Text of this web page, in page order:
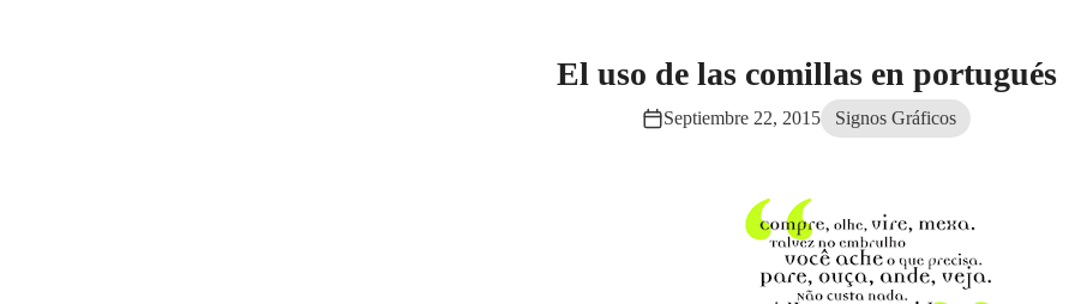
El uso de las comillas en portugués
Septiembre 22, 2015 Signos Gráficos